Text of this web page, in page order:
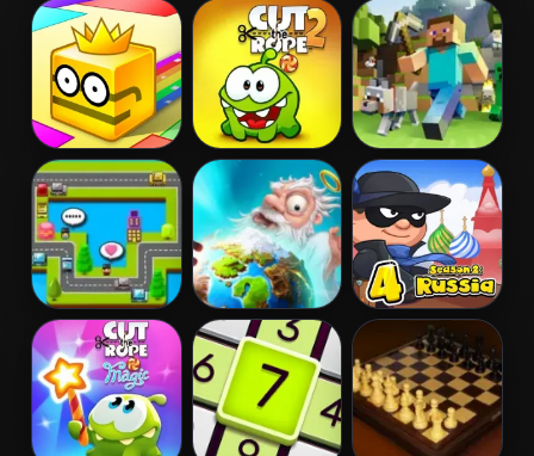
Go Robots! Bomber Friends Soccer Mover
2015
Paper.io 2 Cut The Rope 2 Mineblock
Taxi Pickup Doodle God Bob The
Robber 4:
Season 2
Russia